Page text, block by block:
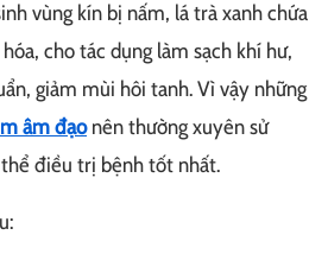
vùng kín bị nấm, lá trà xanh chứa
cho tác dụng làm sạch khí hư,
giảm mùi hôi tanh. Vì vậy những
âm đạo nên thường xuyên sử
điều trị bệnh tốt nhất.